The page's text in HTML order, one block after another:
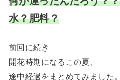
水？肥料？
前回に続き
開花時期になるこの夏、
途中経過をまとめてみました。